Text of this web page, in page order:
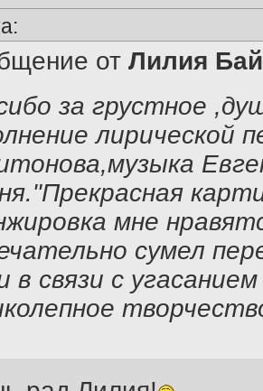
от Лилия
за грустное
лирической
мне
сумел
в связи с